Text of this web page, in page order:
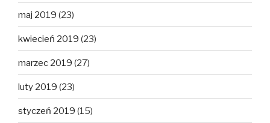
maj 2019 (23)
kwiecień 2019 (23)
marzec 2019 (27)
luty 2019 (23)
styczeń 2019 (15)